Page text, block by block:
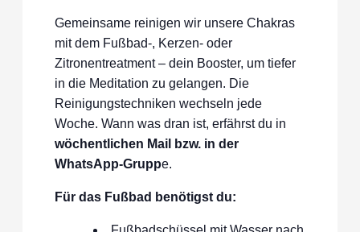
Gemeinsame reinigen wir unsere Chakras
mit dem Fußbad-, Kerzen- oder
Zitronentreatment – dein Booster, um tiefer
in die Meditation zu gelangen. Die
Reinigungstechniken wechseln jede
Woche. Wann was dran ist, erfährst du in
wöchentlichen Mail bzw. in der
WhatsApp-Gruppe.
Für das Fußbad benötigst du: